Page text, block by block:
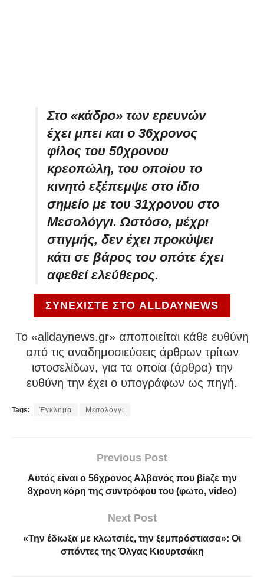
Στο «κάδρο» των ερευνών
έχει μπει και ο 36χρονος
φίλος του 50χρονου
κρεοπώλη, του οποίου το
κινητό εξέπεμψε στο ίδιο
σημείο με του 31χρονου στο
Μεσολόγγι. Ωστόσο, μέχρι
στιγμής, δεν έχει προκύψει
κάτι σε βάρος του οπότε έχει
αφεθεί ελεύθερος.
ΣΥΝΕΧΙΣΤΕ ΣΤΟ ALLDAYNEWS
To «alldaynews.gr» αποποιείται κάθε ευθύνη
από τις αναδημοσιεύσεις άρθρων τρίτων
ιστοσελίδων, για τα οποία (άρθρα) την
ευθύνη την έχει ο υπογράφων ως πηγή.
Tags: Έγκλημα Μεσολόγγι
Previous Post
Αυτός είναι ο 56χρονος Αλβαvός που βiaζε την
8χρονη κόρη της συντρόφου του (φωτο, video)
Next Post
«Την έδıωξα με κλωτσıές, την ξεμπρóστıασα»: Οι
σπóντες της Όλγας Κιουρτσάκη